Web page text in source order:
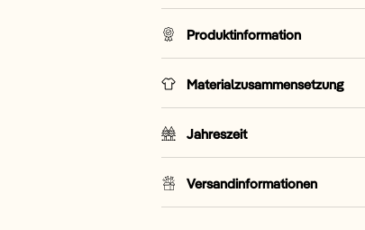
Produktinformation
Materialzusammensetzung
Jahreszeit
Versandinformationen